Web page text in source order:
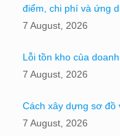
điểm, chi phí và ứng
7 August, 2026
Lỗi tồn kho của
7 August, 2026
Cách xây dựng sơ đồ
7 August, 2026